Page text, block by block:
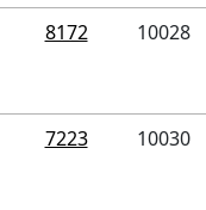
8172 10028
7223 10030